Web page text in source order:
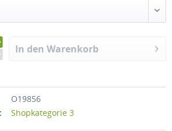
In den Warenkorb
O19856
Shopkategorie 3